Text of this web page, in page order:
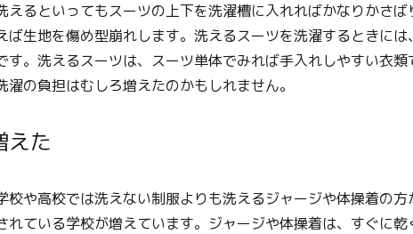
るといってもスーツの上下を洗濯槽に入れればかなりかさば
生地を傷め型崩れします。洗えるスーツを洗濯するときには
。洗えるスーツは、スーツ単体でみれば手入れしやすい衣類
の負担はむしろ増えたのかもしれません。
えた
や高校では洗えない制服よりも洗えるジャージや体操着の方
ている学校が増えています。ジャージや体操着は、すぐに乾